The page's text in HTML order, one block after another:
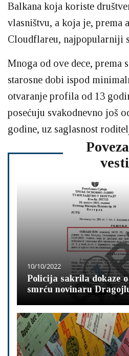
Balkana koja koriste
vlasništvu, a koja je, prema
Cloudflareu, najpopularniji
Mnoga od ove dece, prema
starosne dobi ispod
otvaranje profila od 13
posećuju svakodnevno još
godine, uz saglasnost
vesti
10/10/2022
Policija sakrila dokaze
smrću novinaru